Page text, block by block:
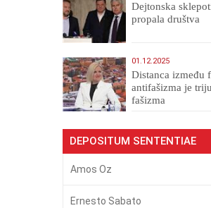
Dejtonska
propala društva
01.12.2025
Distanca između
antifašizma je
fašizma
DEPOSITUM SENTENTIAE
Amos Oz
Ernesto Sabato